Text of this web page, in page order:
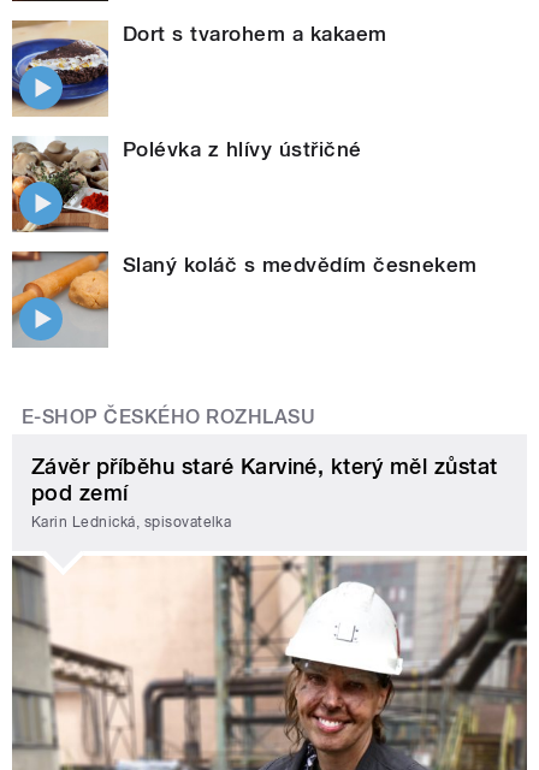
Dort s tvarohem a kakaem
Polévka z hlívy ústřičné
Slaný koláč s medvědím česnekem
E-SHOP ČESKÉHO ROZHLASU
Závěr příběhu staré Karviné, který měl zůstat
pod zemí
Karin Lednická, spisovatelka